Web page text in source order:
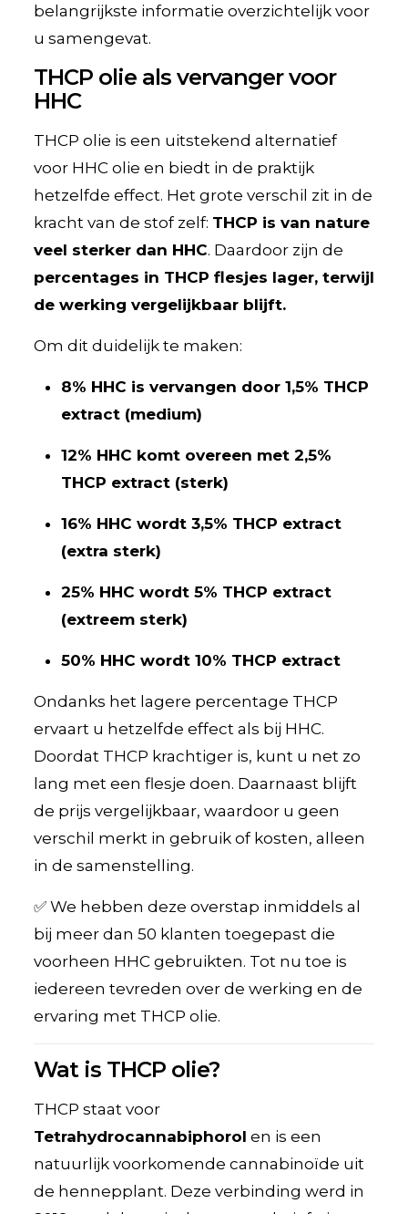
belangrijkste informatie overzichtelijk voor
u samengevat.
THCP olie als vervanger voor
HHC
THCP olie is een uitstekend alternatief
voor HHC olie en biedt in de praktijk
hetzelfde effect. Het grote verschil zit in de
kracht van de stof zelf: THCP is van nature
veel sterker dan HHC. Daardoor zijn de
percentages in THCP flesjes lager, terwijl
de werking vergelijkbaar blijft.
Om dit duidelijk te maken:
8% HHC is vervangen door 1,5% THCP
extract (medium)
12% HHC komt overeen met 2,5%
THCP extract (sterk)
16% HHC wordt 3,5% THCP extract
(extra sterk)
25% HHC wordt 5% THCP extract
(extreem sterk)
50% HHC wordt 10% THCP extract
Ondanks het lagere percentage THCP
ervaart u hetzelfde effect als bij HHC.
Doordat THCP krachtiger is, kunt u net zo
lang met een flesje doen. Daarnaast blijft
de prijs vergelijkbaar, waardoor u geen
verschil merkt in gebruik of kosten, alleen
in de samenstelling.
✅ We hebben deze overstap inmiddels al
bij meer dan 50 klanten toegepast die
voorheen HHC gebruikten. Tot nu toe is
iedereen tevreden over de werking en de
ervaring met THCP olie.
Wat is THCP olie?
THCP staat voor
Tetrahydrocannabiphorol en is een
natuurlijk voorkomende cannabinoïde uit
de hennepplant. Deze verbinding werd in